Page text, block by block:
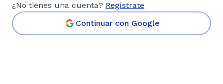
¿No tienes una cuenta? Regístrate
Continuar con Google